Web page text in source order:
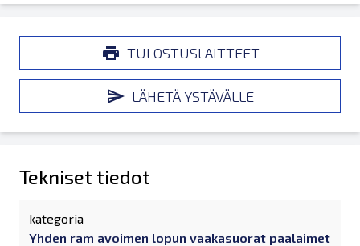
TULOSTUSLAITTEET
LÄHETÄ YSTÄVÄLLE
Tekniset tiedot
kategoria
Yhden ram avoimen lopun vaakasuorat paalaimet